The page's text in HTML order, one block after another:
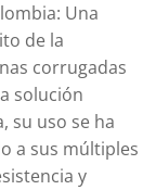
Una
de la
corrugadas
solución
su uso se ha
a sus múltiples
y